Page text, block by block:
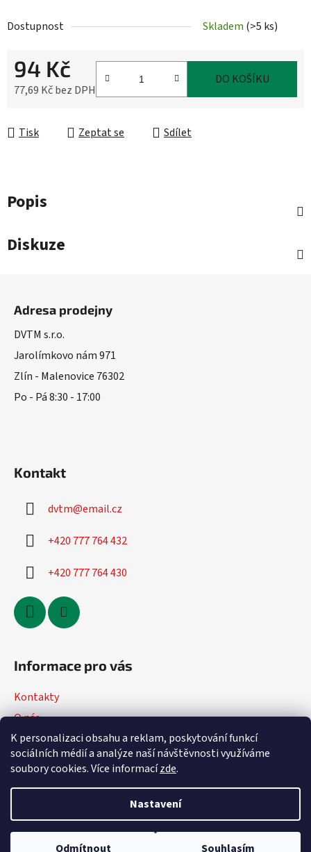
K personalizaci obsahu a reklam, poskytování funkcí
sociálních médií a analýze naší návštěvnosti využíváme
soubory cookies. Více informacízde.
Nastavení
Odmítnout Souhlasím
Dostupnost Skladem (>5 ks)
94 Kč
77,69 Kč bez DPH
DO KOŠÍKU
Tisk Zeptat se Sdílet
Popis
Diskuze
Adresa prodejny
DVTM s.r.o.
Jarolímkovo nám 971
Zlín - Malenovice 76302
Po - Pá 8:30 - 17:00
Kontakt
dvtm@email.cz
+420 777 764 432
+420 777 764 430
Informace pro vás
Kontakty
O nás
Jak nakupovat
Obchodní podmínky
Vytvořil Shoptet